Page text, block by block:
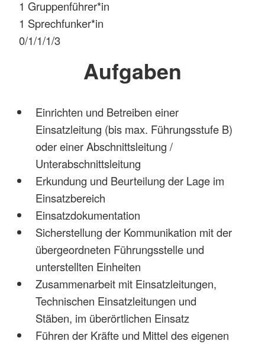
1 Gruppenführer*in
1 Sprechfunker*in
0/1/1/1/3
Aufgaben
Einrichten und Betreiben einer
Einsatzleitung (bis max. Führungsstufe B)
oder einer Abschnittsleitung /
Unterabschnittsleitung
Erkundung und Beurteilung der Lage im
Einsatzbereich
Einsatzdokumentation
Sicherstellung der Kommunikation mit der
übergeordneten Führungsstelle und
unterstellten Einheiten
Zusammenarbeit mit Einsatzleitungen,
Technischen Einsatzleitungen und
Stäben, im überörtlichen Einsatz
Führen der Kräfte und Mittel des eigenen